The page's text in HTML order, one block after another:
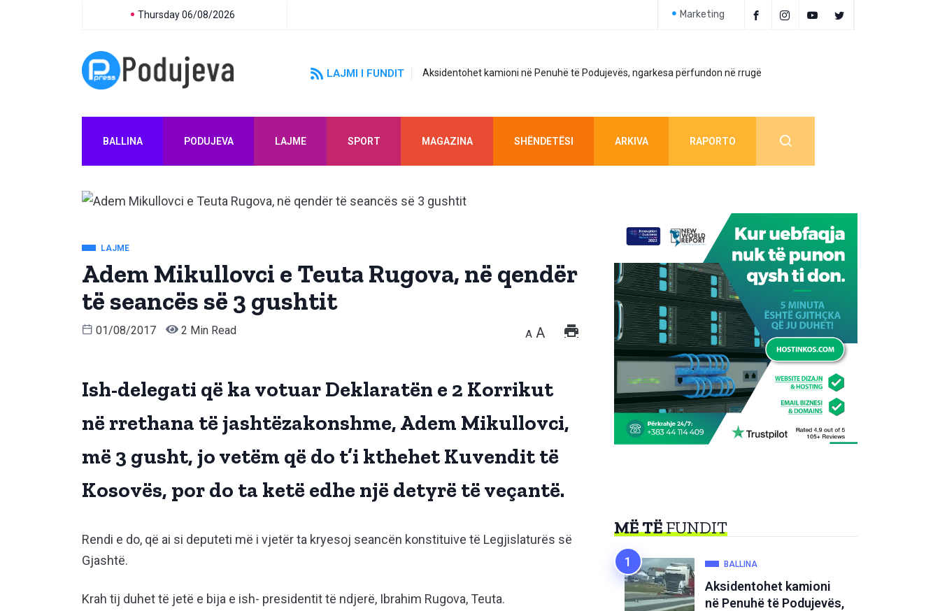
Thursday 06/08/2026 Marketing
LAJMI I FUNDIT Aksidentohet kamioni në Penuhë të Podujevës, ngarkesa përfundon në rrugë
BALLINA PODUJEVA LAJME SPORT MAGAZINA SHËNDETËSI ARKIVA RAPORTO
LAJME
Adem Mikullovci e Teuta Rugova, në qendër
të seancës së 3 gushtit
01/08/2017 2 Min Read A A
Ish-delegati që ka votuar Deklaratën e 2 Korrikut
në rrethana të jashtëzakonshme, Adem Mikullovci,
më 3 gusht, jo vetëm që do t’i kthehet Kuvendit të
Kosovës, por do ta ketë edhe një detyrë të veçantë.
Rendi e do, që ai si deputeti më i vjetër ta kryesoj seancën konstituive të Legjislaturës së
Gjashtë.
Krah tij duhet të jetë e bija e ish- presidentit të ndjerë, Ibrahim Rugova, Teuta.
MË TËFUNDIT
BALLINA
Aksidentohet kamioni
në Penuhë të Podujevës,